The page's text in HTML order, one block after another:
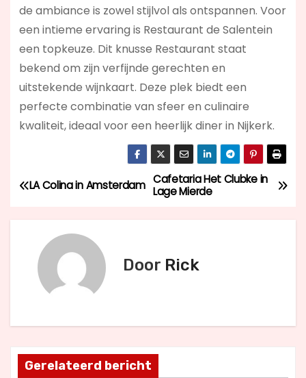
de ambiance is zowel stijlvol als ontspannen. Voor
een intieme ervaring is Restaurant de Salentein
een topkeuze. Dit knusse Restaurant staat
bekend om zijn verfijnde gerechten en
uitstekende wijnkaart. Deze plek biedt een
perfecte combinatie van sfeer en culinaire
kwaliteit, ideaal voor een heerlijk diner in Nijkerk.
B
e
h
t
Cafetaria Het Clubke in
Lage Mierde
LA Colina in Amsterdam
Door Rick
Gerelateerd bericht